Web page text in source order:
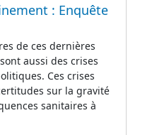
: Enquête
de ces dernières
aussi des crises
Ces crises
sur la gravité
sanitaires à